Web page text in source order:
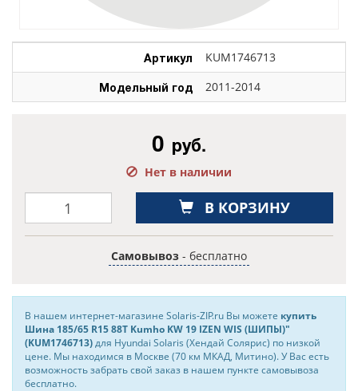
Артикул KUM1746713
Модельный год 2011-2014
0 руб.
Нет в наличии
В КОРЗИНУ
Самовывоз - бесплатно
В нашем интернет-магазине Solaris-ZIP.ru Вы можете купить
Шина 185/65 R15 88T Kumho KW 19 IZEN WIS (ШИПЫ)"
(KUM1746713)для Hyundai Solaris (Хендай Солярис) по низкой
цене. Мы находимся в Москве (70 км МКАД, Митино). У Вас есть
возможность забрать свой заказ в нашем пункте самовывоза
бесплатно.